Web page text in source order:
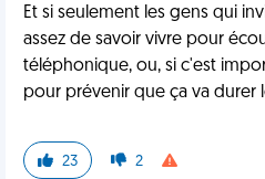
Et si seulement les gens qui
assez de savoir vivre pour
téléphonique, ou, si c'est
pour prévenir que ça va durer
23 2